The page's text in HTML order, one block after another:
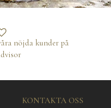
nöjda kunder på
KONTAKTA OSS